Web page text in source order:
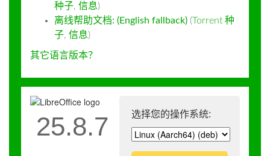
种子, 信息)
离线帮助文档: (English fallback) (Torrent 种
子, 信息)
其它语言版本？
选择您的操作系统:
25.8.7